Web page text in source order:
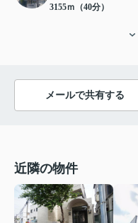
3155ｍ（40分）
メールで共有する
近隣の物件